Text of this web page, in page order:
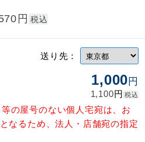
円 税込
送り先：
1,000円
1,100円 税込
の屋号のない個人宅宛は、お
なるため、法人・店舗宛の指定